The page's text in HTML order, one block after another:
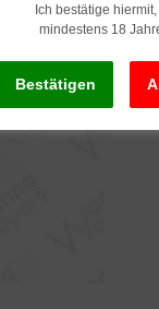
Ich bestätige
mindestens 18